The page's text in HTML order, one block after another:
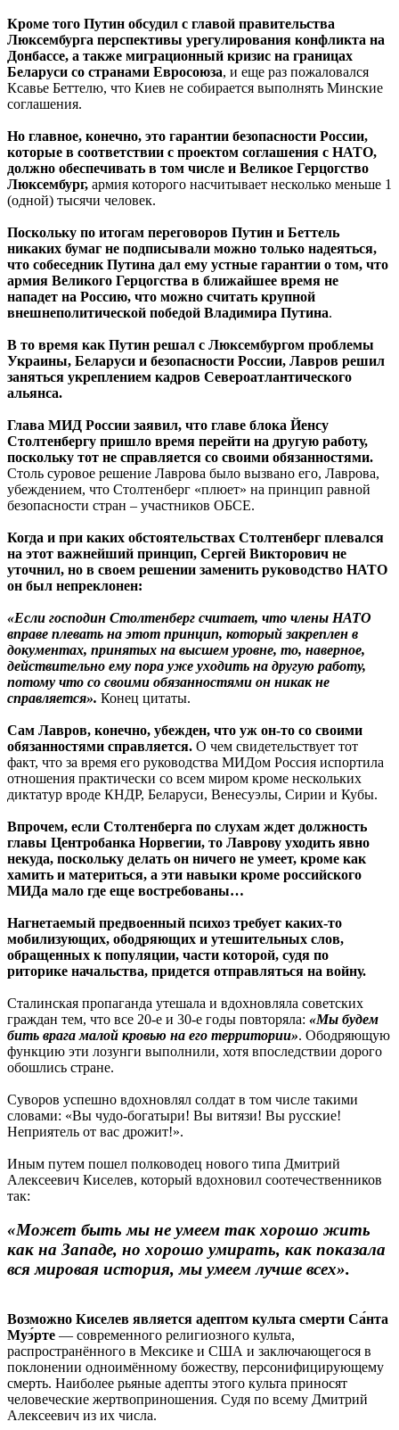
Кроме того Путин обсудил с главой правительства
Люксембурга перспективы урегулирования конфликта на
Донбассе, а также миграционный кризис на границах
Беларуси со странами Евросоюза, и еще раз пожаловался
Ксавье Беттелю, что Киев не собирается выполнять Минские
соглашения.
Но главное, конечно, это гарантии безопасности России,
которые в соответствии с проектом соглашения с НАТО,
должно обеспечивать в том числе и Великое Герцогство
Люксембург, армия которого насчитывает несколько меньше 1
(одной) тысячи человек.
Поскольку по итогам переговоров Путин и Беттель
никаких бумаг не подписывали можно только надеяться,
что собеседник Путина дал ему устные гарантии о том, что
армия Великого Герцогства в ближайшее время не
нападет на Россию, что можно считать крупной
внешнеполитической победой Владимира Путина.
В то время как Путин решал с Люксембургом проблемы
Украины, Беларуси и безопасности России, Лавров решил
заняться укреплением кадров Североатлантического
альянса.
Глава МИД России заявил, что главе блока Йенсу
Столтенбергу пришло время перейти на другую работу,
поскольку тот не справляется со своими обязанностями.
Столь суровое решение Лаврова было вызвано его, Лаврова,
убеждением, что Столтенберг «плюет» на принцип равной
безопасности стран – участников ОБСЕ.
Когда и при каких обстоятельствах Столтенберг плевался
на этот важнейший принцип, Сергей Викторович не
уточнил, но в своем решении заменить руководство НАТО
он был непреклонен:
«Если господин Столтенберг считает, что члены НАТО
вправе плевать на этот принцип, который закреплен в
документах, принятых на высшем уровне, то, наверное,
действительно ему пора уже уходить на другую работу,
потому что со своими обязанностями он никак не
справляется». Конец цитаты.
Сам Лавров, конечно, убежден, что уж он-то со своими
обязанностями справляется. О чем свидетельствует тот
факт, что за время его руководства МИДом Россия испортила
отношения практически со всем миром кроме нескольких
диктатур вроде КНДР, Беларуси, Венесуэлы, Сирии и Кубы.
Впрочем, если Столтенберга по слухам ждет должность
главы Центробанка Норвегии, то Лаврову уходить явно
некуда, поскольку делать он ничего не умеет, кроме как
хамить и материться, а эти навыки кроме российского
МИДа мало где еще востребованы…
Нагнетаемый предвоенный психоз требует каких-то
мобилизующих, ободряющих и утешительных слов,
обращенных к популяции, части которой, судя по
риторике начальства, придется отправляться на войну.
Сталинская пропаганда утешала и вдохновляла советских
граждан тем, что все 20-е и 30-е годы повторяла: «Мы будем
бить врага малой кровью на его территории». Ободряющую
функцию эти лозунги выполнили, хотя впоследствии дорого
обошлись стране.
Суворов успешно вдохновлял солдат в том числе такими
словами: «Вы чудо-богатыри! Вы витязи! Вы русские!
Неприятель от вас дрожит!».
Иным путем пошел полководец нового типа Дмитрий
Алексеевич Киселев, который вдохновил соотечественников
так:
«Может быть мы не умеем так хорошо жить
как на Западе, но хорошо умирать, как показала
вся мировая история, мы умеем лучше всех».
Возможно Киселев является адептом культа смерти Са́нта
Муэ́рте — современного религиозного культа,
распространённого в Мексике и США и заключающегося в
поклонении одноимённому божеству, персонифицирующему
смерть. Наиболее рьяные адепты этого культа приносят
человеческие жертвоприношения. Судя по всему Дмитрий
Алексеевич из их числа.